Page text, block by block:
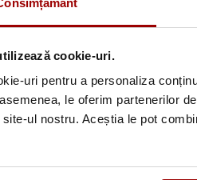
cookie-uri.
uri pentru a personaliza
le oferim partenerilor
ul nostru. Aceștia le pot